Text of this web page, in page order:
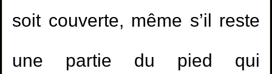
soit couverte, même s’il reste
une partie du pied qui